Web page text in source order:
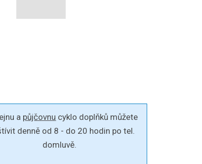
a půjčovnu cyklo doplňků můžete
denně od 8 - do 20 hodin po tel.
domluvě.